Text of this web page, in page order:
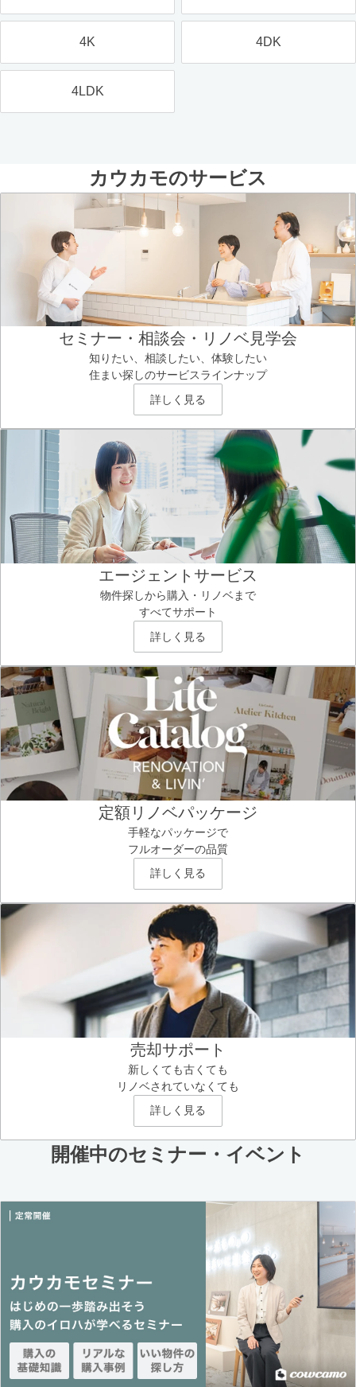
4K 4DK
4LDK
カウカモのサービス
セミナー・相談会・リノベ見学会
知りたい、相談したい、体験したい
住まい探しのサービスラインナップ
詳しく見る
エージェントサービス
物件探しから購入・リノベまで
すべてサポート
詳しく見る
定額リノベパッケージ
手軽なパッケージで
フルオーダーの品質
詳しく見る
売却サポート
新しくても古くても
リノベされていなくても
詳しく見る
開催中のセミナー・イベント